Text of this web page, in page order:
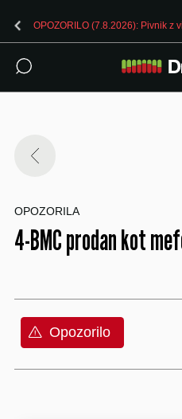
OPOZORILO (7.8.2026): Pivnik z
OPOZORILA
4-BMC prodan kot
Opozorilo